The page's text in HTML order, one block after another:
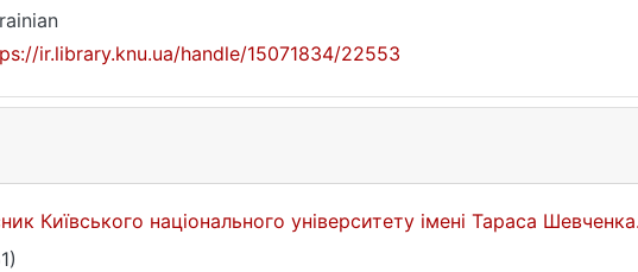
ir.library.knu.ua/handle/15071834/22553
Київського національного університету імені Тараса